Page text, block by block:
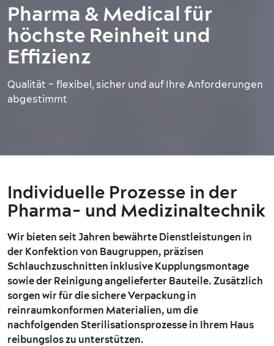
Pharma & Medical für
höchste Reinheit und
Effizienz
Qualität – flexibel, sicher und auf Ihre Anforderungen
abgestimmt
Individuelle Prozesse in der
Pharma- und Medizinaltechnik
Wir bieten seit Jahren bewährte Dienstleistungen in
der Konfektion von Baugruppen, präzisen
Schlauchzuschnitten inklusive Kupplungsmontage
sowie der Reinigung angelieferter Bauteile. Zusätzlich
sorgen wir für die sichere Verpackung in
reinraumkonformen Materialien, um die
nachfolgenden Sterilisationsprozesse in Ihrem Haus
reibungslos zu unterstützen.